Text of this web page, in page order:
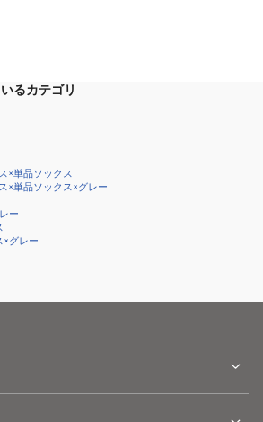
るカテゴリ
×単品ソックス
×単品ソックス×グレー
ー
×グレー